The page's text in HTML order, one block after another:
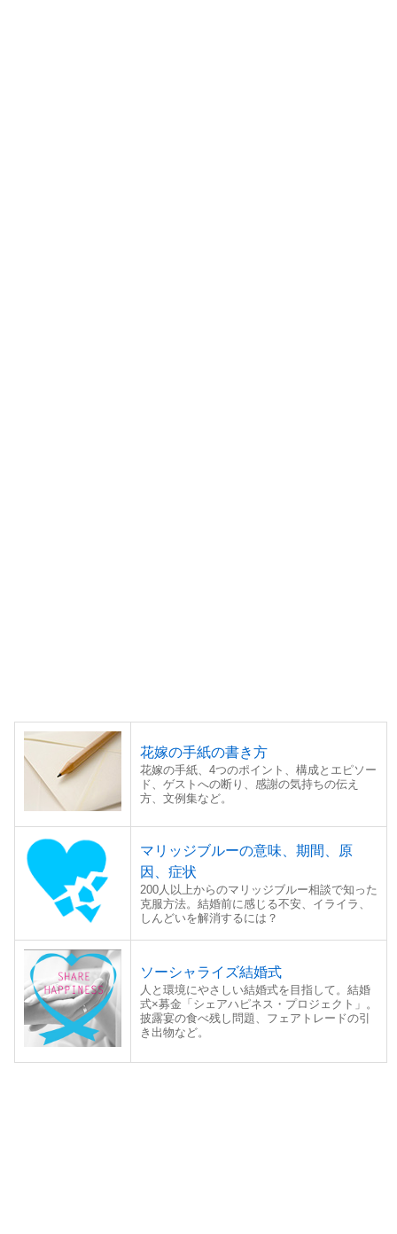
花嫁の手紙の書き方
花嫁の手紙、4つのポイント、構成とエピソー
ド、ゲストへの断り、感謝の気持ちの伝え
方、文例集など。
マリッジブルーの意味、期間、原
因、症状
200人以上からのマリッジブルー相談で知った
克服方法。結婚前に感じる不安、イライラ、
しんどいを解消するには？
ソーシャライズ結婚式
人と環境にやさしい結婚式を目指して。結婚
式×募金「シェアハピネス・プロジェクト」。
披露宴の食べ残し問題、フェアトレードの引
き出物など。